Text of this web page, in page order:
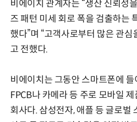
비에이치 관계자는 “생산 신뢰성
즈 패턴 미세 회로 폭을 검출하는
했다”며 “고객사로부터 많은 관심
고 전했다.
비에이치는 그동안 스마트폰에
FPCB나 카메라 등 주로 모바일
회사다. 삼성전자, 애플 등 글로벌